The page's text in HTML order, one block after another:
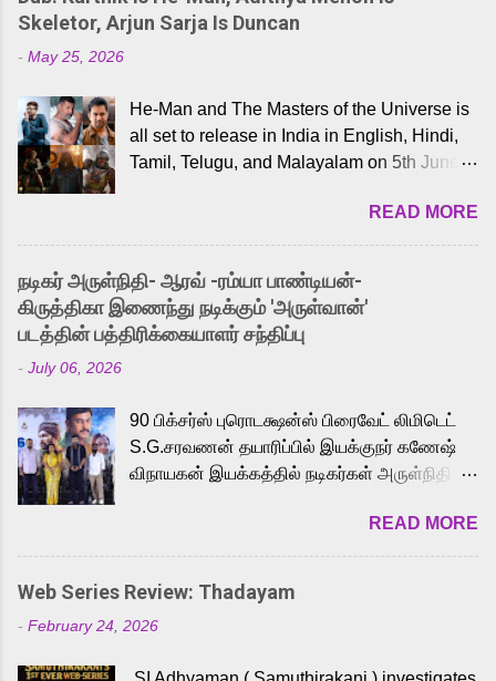
Skeletor, Arjun Sarja Is Duncan
- May 25, 2026
He-Man and The Masters of the Universe is
all set to release in India in English, Hindi,
Tamil, Telugu, and Malayalam on 5th June,
received a lot of love from cult He-Man fans
and offered audiences an exciting glimpse
into the world of Eternia, the recently
released Tamil trailer has also generated
strong excitement among Tamil audiences.
Adding to the growing buzz is the film’s
to the iconic superhero He-Man. Known for
memorable songs like “Behene De” from
Raavan, “Oru Maalai” from Ghajini, and
loved for his versatile voice and strong
command over multiple languages, making
him a strong fit for the legendary character.
cinema, voices the menacing Skeletor
READ MORE
நடிகர் அருள்நிதி- ஆரவ் -ரம்யா பாண்டியன்-
கிருத்திகா இணைந்து நடிக்கும் 'அருள்வான்'
படத்தின் பத்திரிக்கையாளர் சந்திப்பு
- July 06, 2026
90 பிக்சர்ஸ் புரொடக்ஷன்ஸ் பிரைவேட் லிமிடெட்
S.G.சரவணன் தயாரிப்பில் இயக்குநர் கணேஷ்
விநாயகன் இயக்கத்தில் நடிகர்கள் அருள்நிதி -
முக்கிய வேடத்தில் இணைந்து நடித்திருக்கும்
'அருள்வான்' திரைப்படத்தினை
பத்திரிக்கையாளர் சந்திப்பு சென்னையில்
நடைபெற்றது. இயக்குநர் கணேஷ் விநாயகன்
இயக்கத்தில் உருவாகியுள்ள 'அருள்வான்'
READ MORE
Web Series Review: Thadayam
- February 24, 2026